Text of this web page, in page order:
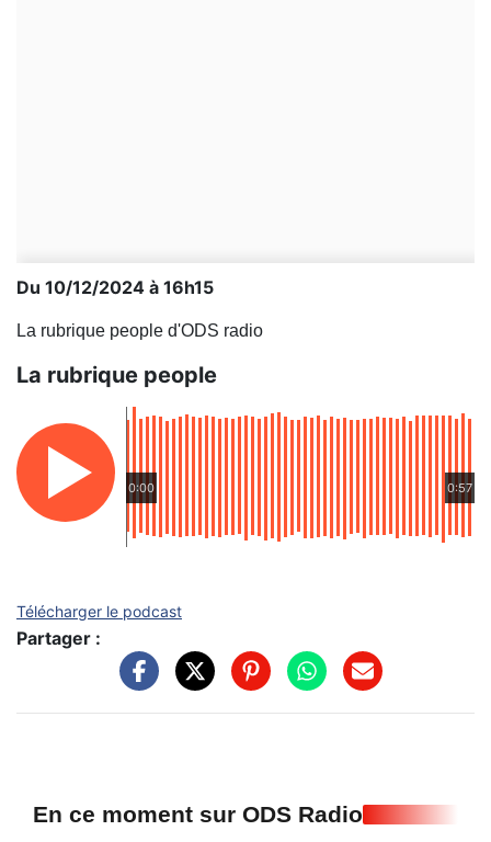
Du 10/12/2024 à 16h15
La rubrique people d'ODS radio
La rubrique people
0:00 0:57
Télécharger le podcast
Partager :
En ce moment sur ODS Radio